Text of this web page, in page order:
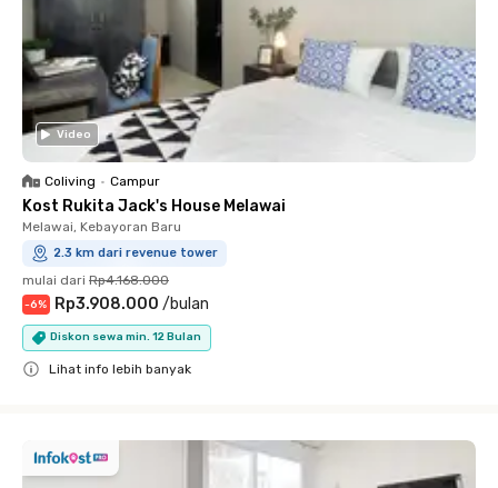
Video
Coliving • Campur
Kost Rukita Jack's House Melawai
Melawai, Kebayoran Baru
2.3 km dari revenue tower
mulai dari Rp4.168.000
-6% Rp3.908.000 /bulan
Diskon sewa min. 12 Bulan
Lihat info lebih banyak